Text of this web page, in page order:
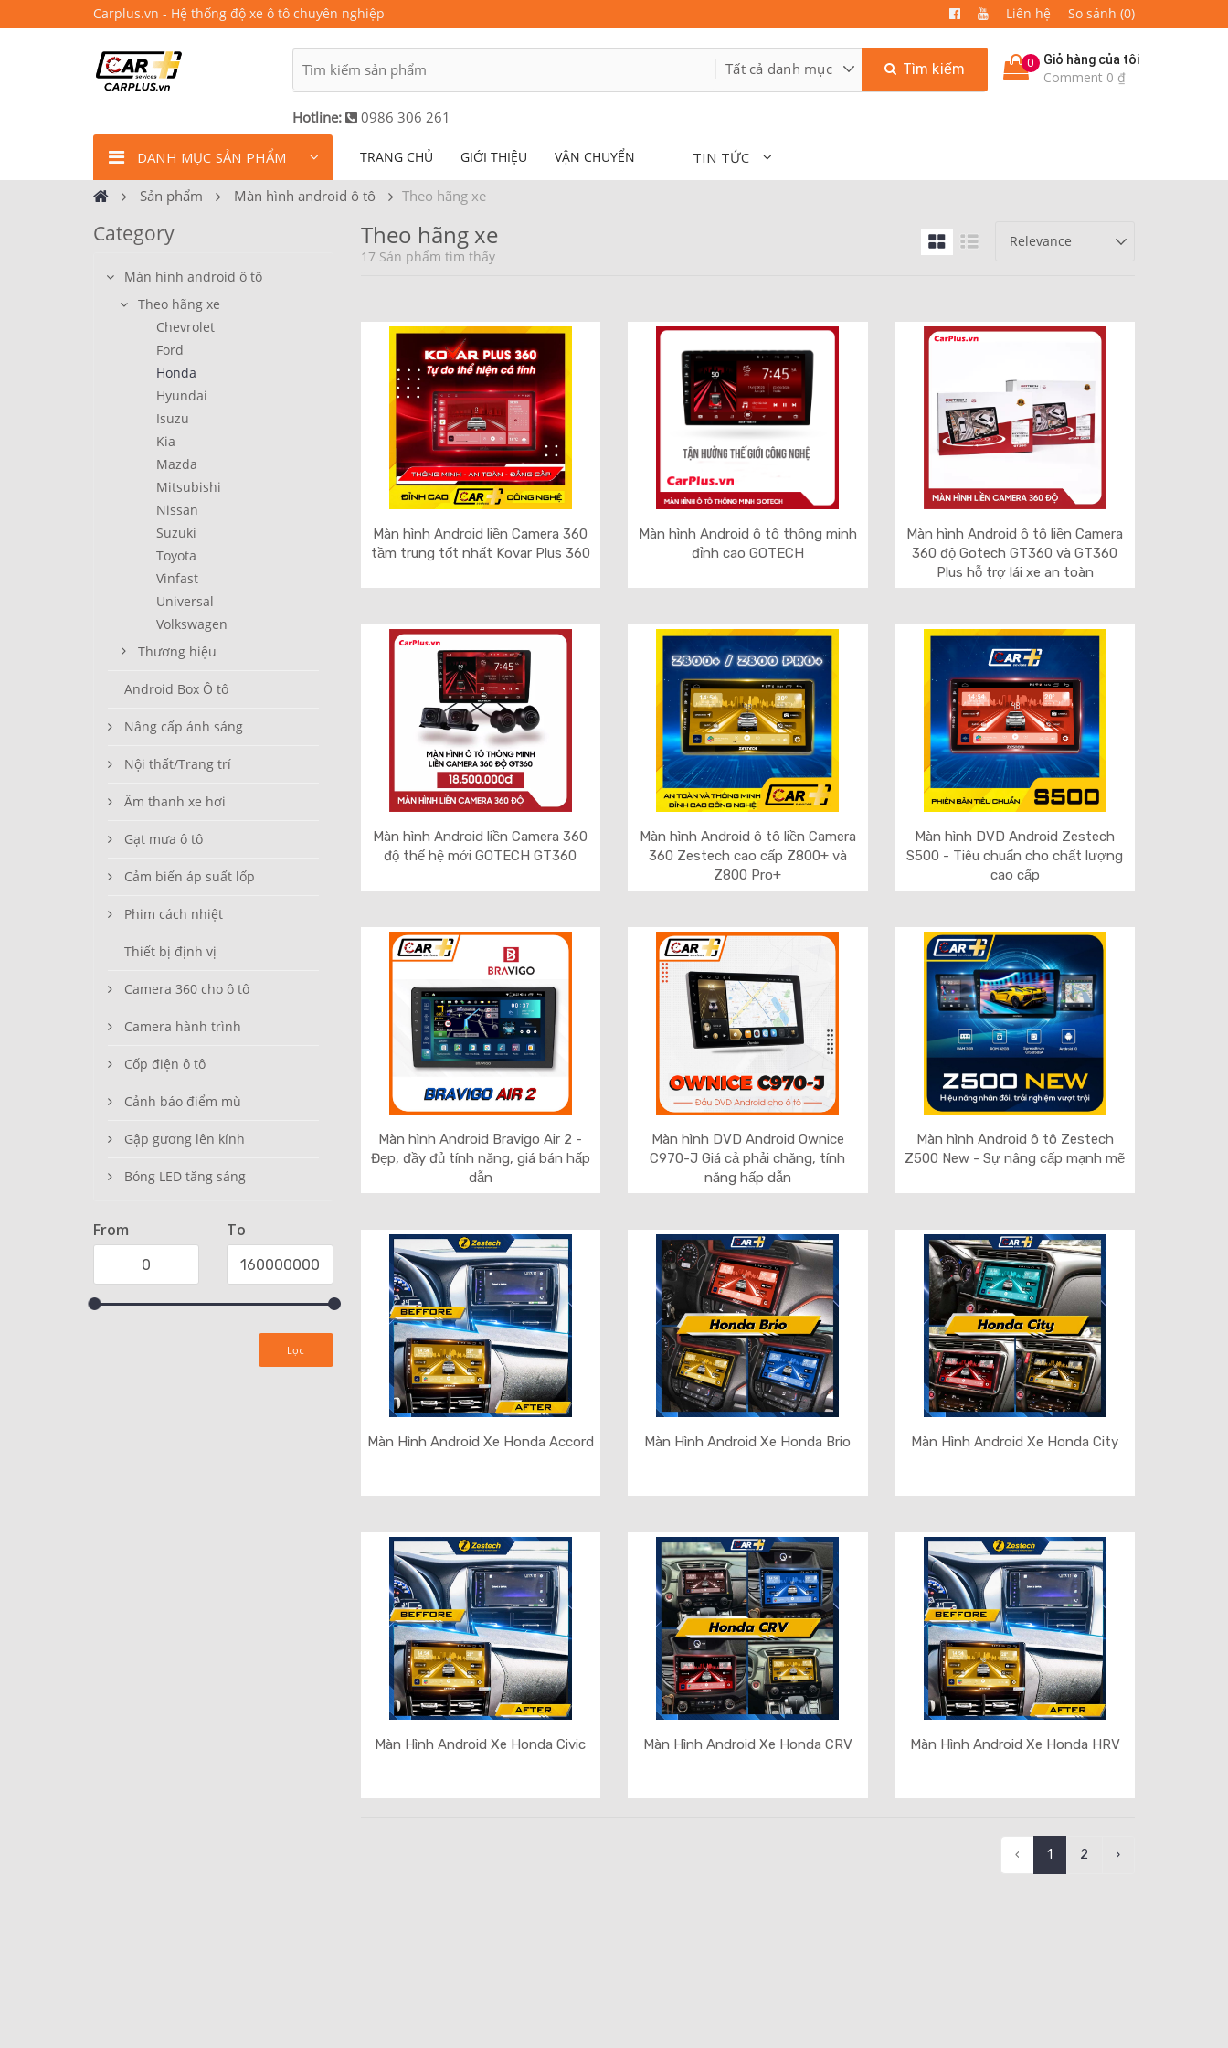
Carplus.vn - Hệ thống độ xe ô tô chuyên nghiệp Liên hệ So sánh (0)
0 Giỏ hàng của tôi
Comment 0 ₫
Tìm kiếm
Hotline: 0986 306 261
DANH MỤC SẢN PHẨM TRANG CHỦ GIỚI THIỆU VẬN CHUYỂN TIN TỨC
Sản phẩm Màn hình android ô tô Theo hãng xe
Category
Màn hình android ô tô
Theo hãng xe
Chevrolet
Ford
Honda
Hyundai
Isuzu
Kia
Mazda
Mitsubishi
Nissan
Suzuki
Toyota
Vinfast
Universal
Volkswagen
Thương hiệu
Android Box Ô tô
Nâng cấp ánh sáng
Nội thất/Trang trí
Âm thanh xe hơi
Gạt mưa ô tô
Cảm biến áp suất lốp
Phim cách nhiệt
Thiết bị định vị
Camera 360 cho ô tô
Camera hành trình
Cốp điện ô tô
Cảnh báo điểm mù
Gập gương lên kính
Bóng LED tăng sáng
From To
Lọc
Theo hãng xe
17 Sản phẩm tìm thấy
Màn hình Android liền Camera 360
tầm trung tốt nhất Kovar Plus 360
Màn hình Android ô tô thông minh
đỉnh cao GOTECH
Màn hình Android ô tô liền Camera
360 độ Gotech GT360 và GT360
Plus hỗ trợ lái xe an toàn
Màn hình Android liền Camera 360
độ thế hệ mới GOTECH GT360
Màn hình Android ô tô liền Camera
360 Zestech cao cấp Z800+ và
Z800 Pro+
Màn hình DVD Android Zestech
S500 - Tiêu chuẩn cho chất lượng
cao cấp
Màn hình Android Bravigo Air 2 -
Đẹp, đầy đủ tính năng, giá bán hấp
dẫn
Màn hình DVD Android Ownice
C970-J Giá cả phải chăng, tính
năng hấp dẫn
Màn hình Android ô tô Zestech
Z500 New - Sự nâng cấp mạnh mẽ
Màn Hình Android Xe Honda Accord Màn Hình Android Xe Honda Brio Màn Hình Android Xe Honda City
Màn Hình Android Xe Honda Civic Màn Hình Android Xe Honda CRV Màn Hình Android Xe Honda HRV
‹ 1 2 ›